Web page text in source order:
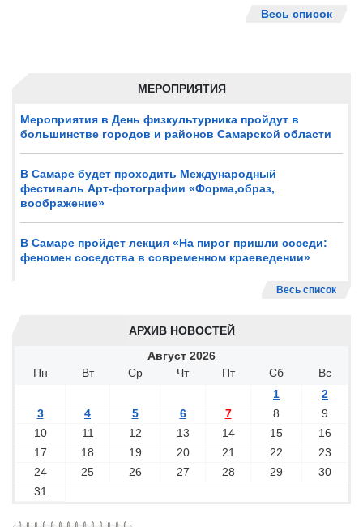
МЕРОПРИЯТИЯ
Мероприятия в День физкультурника пройдут в
большинстве городов и районов Самарской области
В Самаре будет проходить Международный
фестиваль Арт-фотографии «Форма,образ,
воображение»
В Самаре пройдет лекция «На пирог пришли соседи:
феномен соседства в современном краеведении»
Весь список
АРХИВ НОВОСТЕЙ
Август 2026
Пн
Вт Ср Чт Пт Сб
Вс
1
2
3
4 5 6 7 8
9
10
11 12 13 14 15
16
17
18 19 20 21 22
23
24
25 26 27 28 29
30
31
Весь список